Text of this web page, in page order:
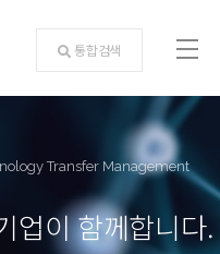
통합검색
Transfer Management
업이 함께합니다.